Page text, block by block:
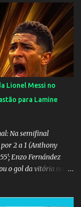
Lionel Messi no
para Lamine
Na semifinal
2 a 1 (Anthony
Enzo Fernández
o gol da vitória nos